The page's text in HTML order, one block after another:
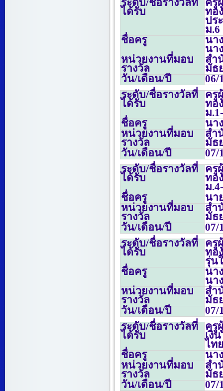
ระดับ/ชื่อรางวัลที่
ได้รับ
ครู
ทอ
ปร
ม.6
ชื่อครู
นา
นา
หน่วยงานที่มอบ
รางวัล
สำ
มัธ
วัน/เดือน/ปี
06/
ระดับ/ชื่อรางวัลที่
ได้รับ
ครู
ทอ
ม.1-
ชื่อครู
นา
หน่วยงานที่มอบ
รางวัล
สำ
มัธ
วัน/เดือน/ปี
07/
ระดับ/ชื่อรางวัลที่
ได้รับ
ครู
ทอ
ม.4-
ชื่อครู
นา
หน่วยงานที่มอบ
รางวัล
สำ
มัธ
วัน/เดือน/ปี
07/
ระดับ/ชื่อรางวัลที่
ได้รับ
ครู
ทอ
รุ่น
ชื่อครู
นา
นา
หน่วยงานที่มอบ
รางวัล
สำ
มัธ
วัน/เดือน/ปี
07/
ระดับ/ชื่อรางวัลที่
ได้รับ
ครู
เงิ
ไท
ชื่อครู
นา
หน่วยงานที่มอบ
รางวัล
สำ
มัธ
วัน/เดือน/ปี
07/